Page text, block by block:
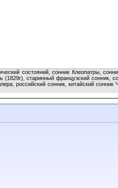
состояний, сонник Клеопатры,
(1829г), старинный французский сонник,
российский сонник, китайский сонник